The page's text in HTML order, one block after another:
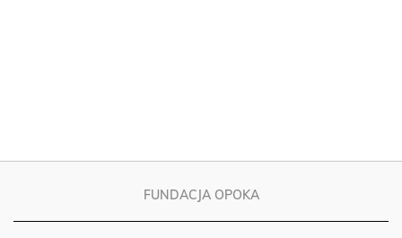
FUNDACJA OPOKA